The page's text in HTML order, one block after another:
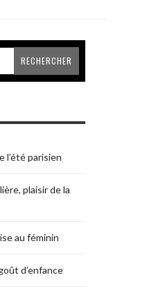
l’été parisien
plaisir de la
au féminin
d’enfance